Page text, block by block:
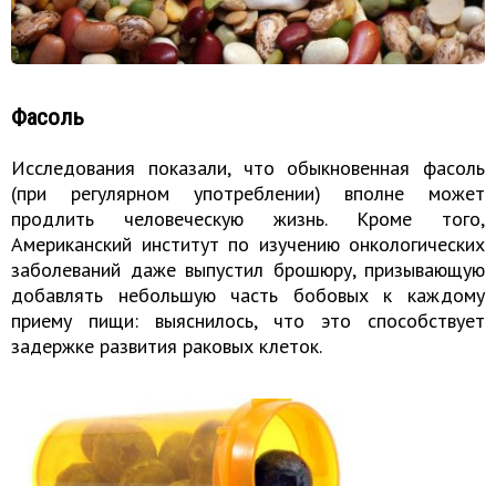
Фасоль
Исследования показали, что обыкновенная фасоль
(при регулярном употреблении) вполне может
продлить человеческую жизнь. Кроме того,
Американский институт по изучению онкологических
заболеваний даже выпустил брошюру, призывающую
добавлять небольшую часть бобовых к каждому
приему пищи: выяснилось, что это способствует
задержке развития раковых клеток.